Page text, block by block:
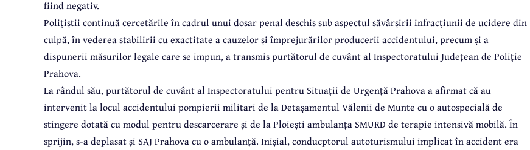
fiind negativ.
Polițiștii continuă cercetările în cadrul unui dosar penal deschis sub aspectul săvârșirii infracțiunii de ucidere din
culpă, în vederea stabilirii cu exactitate a cauzelor și împrejurărilor producerii accidentului, precum și a
dispunerii măsurilor legale care se impun, a transmis purtătorul de cuvânt al Inspectoratului Județean de Poliție
Prahova.
La rândul său, purtătorul de cuvânt al Inspectoratului pentru Situații de Urgență Prahova a afirmat că au
intervenit la locul accidentului pompierii militari de la Detașamentul Vălenii de Munte cu o autospecială de
stingere dotată cu modul pentru descarcerare și de la Ploiești ambulanța SMURD de terapie intensivă mobilă. În
sprijin, s-a deplasat și SAJ Prahova cu o ambulanță. Inișial, conducptorul autoturismului implicat în accident era